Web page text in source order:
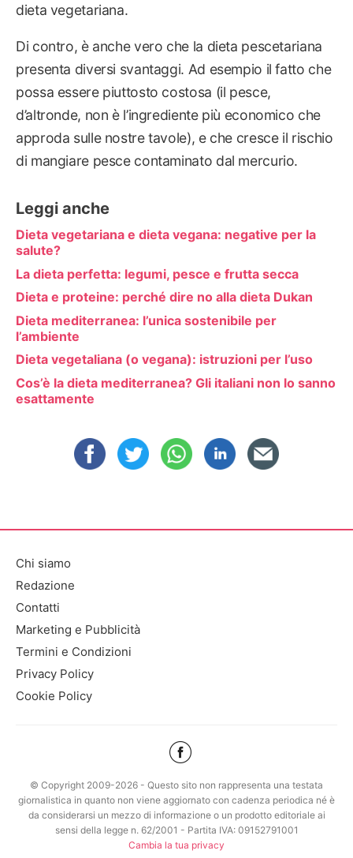
dieta vegetariana.
Di contro, è anche vero che la dieta pescetariana
presenta diversi svantaggi. Ad esempio il fatto che
possa essere piuttosto costosa (il pesce,
d’altronde, non è l’ingrediente più economico che
approda sulle nostre tavole), e che cresce il rischio
di mangiare pesce contaminato dal mercurio.
Leggi anche
Dieta vegetariana e dieta vegana: negative per la
salute?
La dieta perfetta: legumi, pesce e frutta secca
Dieta e proteine: perché dire no alla dieta Dukan
Dieta mediterranea: l’unica sostenibile per
l’ambiente
Dieta vegetaliana (o vegana): istruzioni per l’uso
Cos’è la dieta mediterranea? Gli italiani non lo sanno
esattamente
Chi siamo
Redazione
Contatti
Marketing e Pubblicità
Termini e Condizioni
Privacy Policy
Cookie Policy
© Copyright 2009-2026 - Questo sito non rappresenta una testata
giornalistica in quanto non viene aggiornato con cadenza periodica né è
da considerarsi un mezzo di informazione o un prodotto editoriale ai
sensi della legge n. 62/2001 - Partita IVA: 09152791001
Cambia la tua privacy